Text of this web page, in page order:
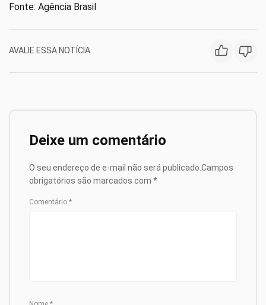
Fonte: Agência Brasil
AVALIE ESSA NOTÍCIA
Deixe um comentário
O seu endereço de e-mail não será publicado. Campos
obrigatórios são marcados com *
Comentário *